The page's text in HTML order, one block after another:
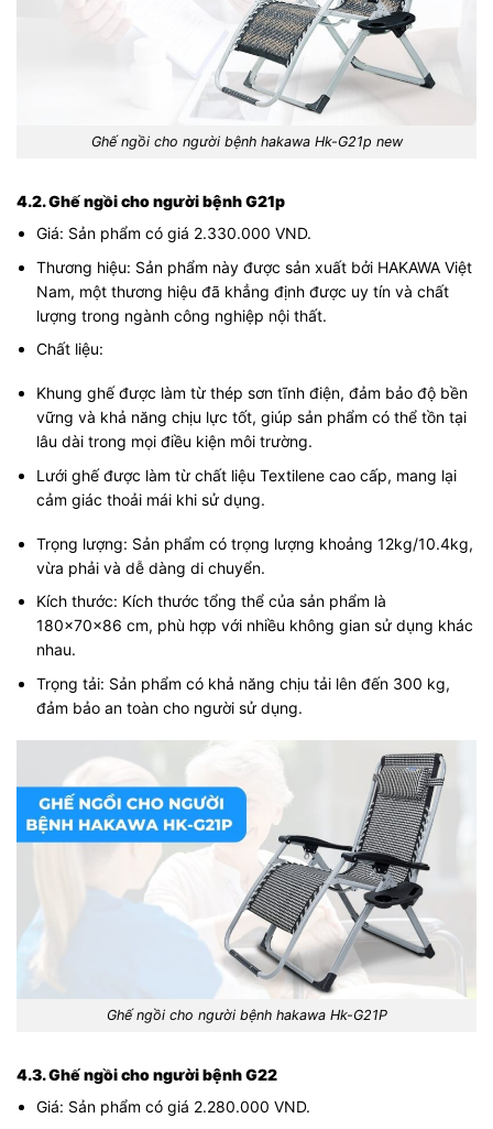
Ghế ngồi cho người bệnh hakawa Hk-G21p new
4.2. Ghế ngồi cho người bệnh G21p
Giá: Sản phẩm có giá 2.330.000 VND.
Thương hiệu: Sản phẩm này được sản xuất bởi HAKAWA Việt
Nam, một thương hiệu đã khẳng định được uy tín và chất
lượng trong ngành công nghiệp nội thất.
Chất liệu:
Khung ghế được làm từ thép sơn tĩnh điện, đảm bảo độ bền
vững và khả năng chịu lực tốt, giúp sản phẩm có thể tồn tại
lâu dài trong mọi điều kiện môi trường.
Lưới ghế được làm từ chất liệu Textilene cao cấp, mang lại
cảm giác thoải mái khi sử dụng.
Trọng lượng: Sản phẩm có trọng lượng khoảng 12kg/10.4kg,
vừa phải và dễ dàng di chuyển.
Kích thước: Kích thước tổng thể của sản phẩm là
180x70x86 cm, phù hợp với nhiều không gian sử dụng khác
nhau.
Trọng tải: Sản phẩm có khả năng chịu tải lên đến 300 kg,
đảm bảo an toàn cho người sử dụng.
Ghế ngồi cho người bệnh hakawa Hk-G21P
4.3. Ghế ngồi cho người bệnh G22
Giá: Sản phẩm có giá 2.280.000 VND.